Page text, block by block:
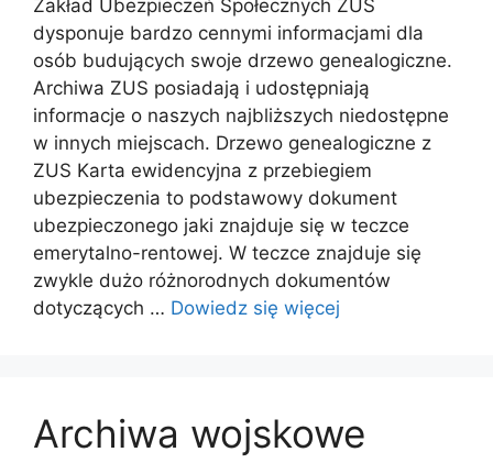
Zakład Ubezpieczeń Społecznych ZUS
dysponuje bardzo cennymi informacjami dla
osób budujących swoje drzewo genealogiczne.
Archiwa ZUS posiadają i udostępniają
informacje o naszych najbliższych niedostępne
w innych miejscach. Drzewo genealogiczne z
ZUS Karta ewidencyjna z przebiegiem
ubezpieczenia to podstawowy dokument
ubezpieczonego jaki znajduje się w teczce
emerytalno-rentowej. W teczce znajduje się
zwykle dużo różnorodnych dokumentów
dotyczących … Dowiedz się więcej
Archiwa wojskowe